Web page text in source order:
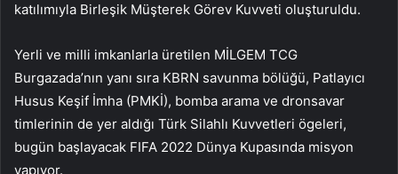
katılımıyla Birleşik Müşterek Görev Kuvveti oluşturuldu.
Yerli ve milli imkanlarla üretilen MİLGEM TCG
Burgazada’nın yanı sıra KBRN savunma bölüğü, Patlayıcı
Husus Keşif İmha (PMKİ), bomba arama ve dronsavar
timlerinin de yer aldığı Türk Silahlı Kuvvetleri ögeleri,
bugün başlayacak FIFA 2022 Dünya Kupasında misyon
yapıyor.